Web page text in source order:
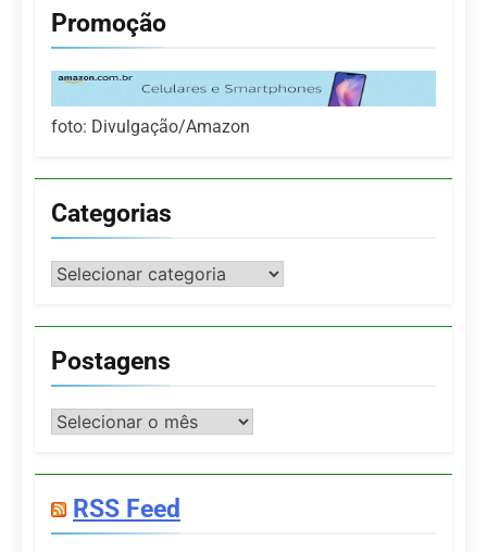
Promoção
foto: Divulgação/Amazon
Categorias
Categorias
Postagens
Postagens
RSS Feed